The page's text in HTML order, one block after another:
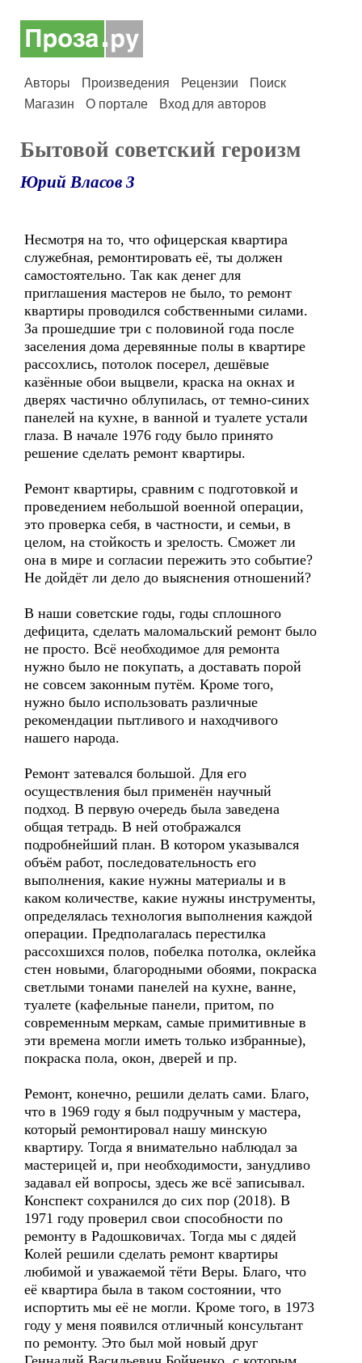
Авторы Произведения Рецензии
Поиск
Магазин
О портале Вход для авторов
Бытовой советский героизм
Юрий Власов 3
Несмотря на то, что офицерская квартира
служебная, ремонтировать её, ты должен
самостоятельно. Так как денег для
приглашения мастеров не было, то ремонт
квартиры проводился собственными силами.
За прошедшие три с половиной года после
заселения дома деревянные полы в квартире
рассохлись, потолок посерел, дешёвые
казённые обои выцвели, краска на окнах и
дверях частично облупилась, от темно-синих
панелей на кухне, в ванной и туалете устали
глаза. В начале 1976 году было принято
решение сделать ремонт квартиры.
Ремонт квартиры, сравним с подготовкой и
проведением небольшой военной операции,
это проверка себя, в частности, и семьи, в
целом, на стойкость и зрелость. Сможет ли
она в мире и согласии пережить это событие?
Не дойдёт ли дело до выяснения отношений?
В наши советские годы, годы сплошного
дефицита, сделать маломальский ремонт было
не просто. Всё необходимое для ремонта
нужно было не покупать, а доставать порой
не совсем законным путём. Кроме того,
нужно было использовать различные
рекомендации пытливого и находчивого
нашего народа.
Ремонт затевался большой. Для его
осуществления был применён научный
подход. В первую очередь была заведена
общая тетрадь. В ней отображался
подробнейший план. В котором указывался
объём работ, последовательность его
выполнения, какие нужны материалы и в
каком количестве, какие нужны инструменты,
определялась технология выполнения каждой
операции. Предполагалась перестилка
рассохшихся полов, побелка потолка, оклейка
стен новыми, благородными обоями, покраска
светлыми тонами панелей на кухне, ванне,
туалете (кафельные панели, притом, по
современным меркам, самые примитивные в
эти времена могли иметь только избранные),
покраска пола, окон, дверей и пр.
Ремонт, конечно, решили делать сами. Благо,
что в 1969 году я был подручным у мастера,
который ремонтировал нашу минскую
квартиру. Тогда я внимательно наблюдал за
мастерицей и, при необходимости, занудливо
задавал ей вопросы, здесь же всё записывал.
Конспект сохранился до сих пор (2018). В
1971 году проверил свои способности по
ремонту в Радошковичах. Тогда мы с дядей
Колей решили сделать ремонт квартиры
любимой и уважаемой тёти Веры. Благо, что
её квартира была в таком состоянии, что
испортить мы её не могли. Кроме того, в 1973
году у меня появился отличный консультант
по ремонту. Это был мой новый друг